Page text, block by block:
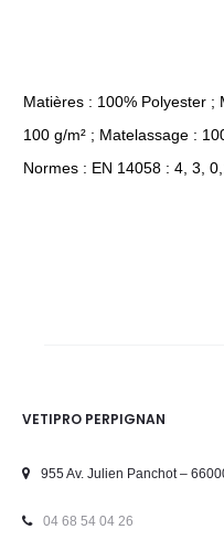
Matières : 100% Polyester ;
100 g/m² ; Matelassage :
Normes : EN 14058 : 4, 3,
VETIPRO PERPIGNAN
955 Av. Julien Panchot –
04 68 54 04 26